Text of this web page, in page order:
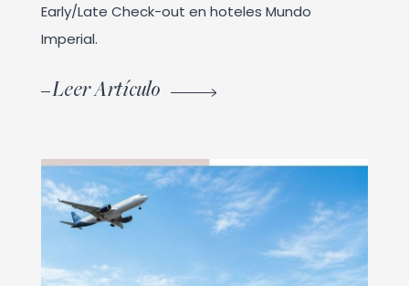
Early/Late Check-out en hoteles Mundo
Imperial.
Leer Artículo